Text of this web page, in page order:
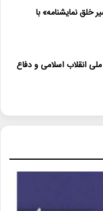
خلق نمایشنامه» با
انقلاب اسلامی و دفاع